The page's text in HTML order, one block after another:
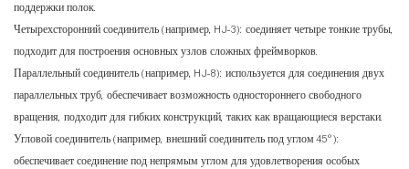
поддержки полок.
Четырехсторонний соединитель (например, HJ-3): соединяет четыре тонкие трубы,
подходит для построения основных узлов сложных фреймворков.
Параллельный соединитель (например, HJ-8): используется для соединения двух
параллельных труб, обеспечивает возможность одностороннего свободного
вращения, подходит для гибких конструкций, таких как вращающиеся верстаки.
Угловой соединитель (например, внешний соединитель под углом 45°):
обеспечивает соединение под непрямым углом для удовлетворения особых